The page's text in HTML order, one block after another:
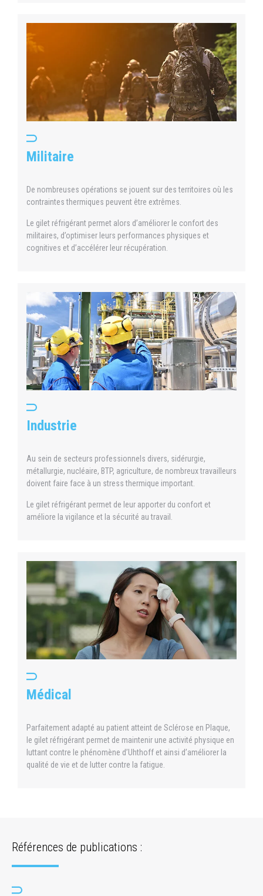
Militaire
De nombreuses opérations se jouent sur des territoires où les
contraintes thermiques peuvent être extrêmes.
Le gilet réfrigérant permet alors d’améliorer le confort des
militaires, d’optimiser leurs performances physiques et
cognitives et d’accélérer leur récupération.
Industrie
Au sein de secteurs professionnels divers, sidérurgie,
métallurgie, nucléaire, BTP, agriculture, de nombreux travailleurs
doivent faire face à un stress thermique important.
Le gilet réfrigérant permet de leur apporter du confort et
améliore la vigilance et la sécurité au travail.
Médical
Parfaitement adapté au patient atteint de Sclérose en Plaque,
le gilet réfrigérant permet de maintenir une activité physique en
luttant contre le phénomène d’Uhthoff et ainsi d’améliorer la
qualité de vie et de lutter contre la fatigue.
Références de publications :